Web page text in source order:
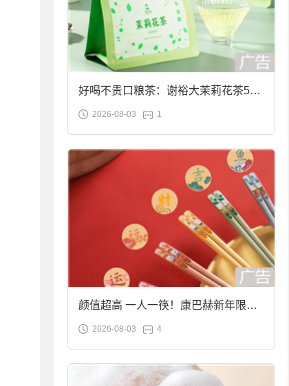
好喝不贵口粮茶：谢裕大茉莉花茶50g
袋装9.9元到手
2026-08-03 1
颜值超高 一人一筷！康巴赫新年限定
合金筷子大促：19.9元
2026-08-03 4